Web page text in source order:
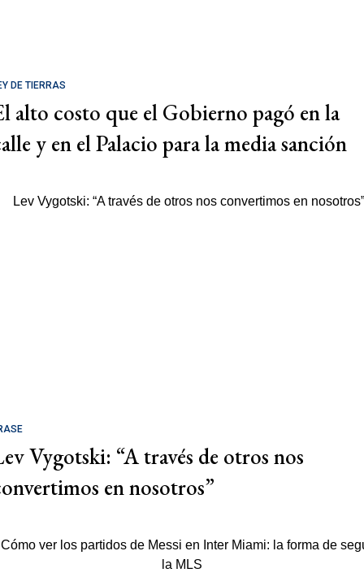
DE TIERRAS
alto costo que el Gobierno pagó en la
y en el Palacio para la media sanción
Vygotski: “A través de otros nos
en nosotros”